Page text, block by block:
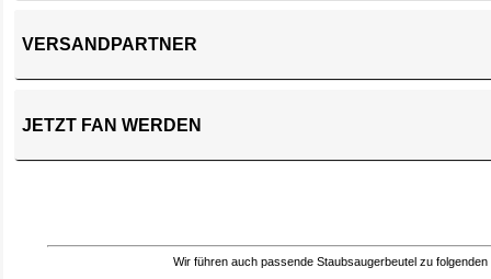
VERSANDPARTNER
JETZT FAN WERDEN
Wir führen auch passende Staubsaugerbeutel zu folgenden